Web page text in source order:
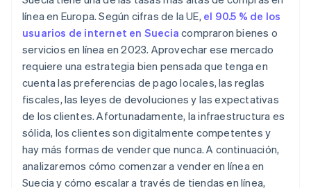
Expectativas de los clientes
línea en Europa. Según cifras de la UE, el 90.5 % de los
usuarios de internet en Suecia compraron bienes o
servicios en línea en 2023. Aprovechar ese mercado
requiere una estrategia bien pensada que tenga en
cuenta las preferencias de pago locales, las reglas
fiscales, las leyes de devoluciones y las expectativas
de los clientes. Afortunadamente, la infraestructura es
sólida, los clientes son digitalmente competentes y
hay más formas de vender que nunca. A continuación,
analizaremos cómo comenzar a vender en línea en
Suecia y cómo escalar a través de tiendas en línea,